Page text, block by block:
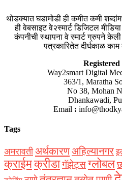
थोडक्यात घडामोडी ही कमीत कमी
ही वेबसाइट वे२स्मार्ट डिजिटल
कंपनीची स्थापना वे स्मार्ट ग्रुपने
पत्रकारितेत दीर्घकाळ
Registered
Way2smart Digital
363/1, Maratha
No 38, Mohan
Dhankawadi,
Email :
Tags
अमरावती अर्थकारणअहिल्यानगर
क्राईमक्रीडागॅझेट्सग्लोबल